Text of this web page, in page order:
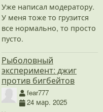
Уже написал модератору.
У меня тоже то грузится
все нормально, то просто
пусто.
Рыболовный
эксперимент: джиг
против бигбейтов
fear777
24 мар. 2025